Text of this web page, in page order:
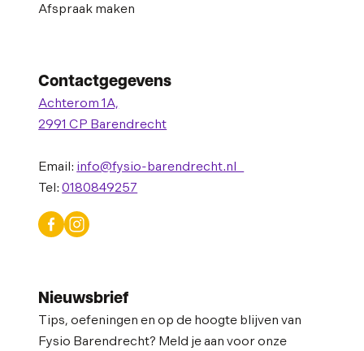
Afspraak maken
Contactgegevens
Achterom 1A,
2991 CP Barendrecht
Email: info@fysio-barendrecht.nl
Tel:0180849257
Nieuwsbrief
Tips, oefeningen en op de hoogte blijven van
Fysio Barendrecht? Meld je aan voor onze